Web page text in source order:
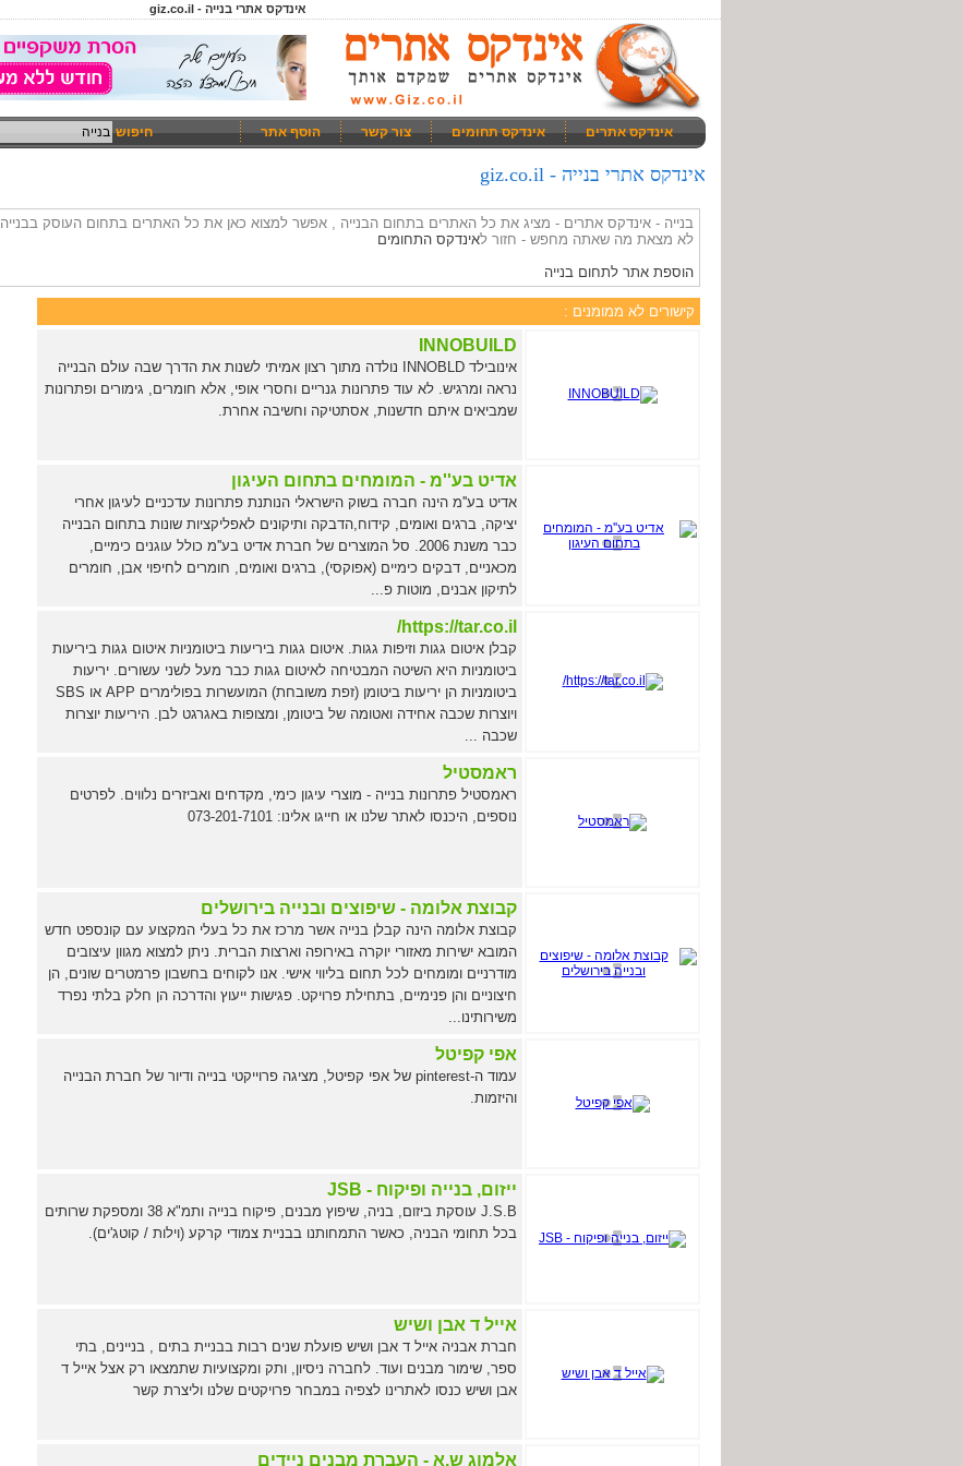
אינדקס אתרי בנייה - giz.co.il
אינדקס אתרים אינדקס תחומים צור קשר הוסף אתר חיפוש
אינדקס אתרי בנייה - giz.co.il
בנייה - אינדקס אתרים - מציג את כל האתרים בתחום הבנייה , אפשר למצוא כאן את כל האתרים בתחום העוסק בבנייה
לא מצאת מה שאתה מחפש - חזור לאינדקס התחומים
הוספת אתר לתחום בנייה
קישורים לא ממומנים :
INNOBUILD
אינובילד INNOBLD נולדה מתוך רצון אמיתי לשנות את הדרך שבה עולם הבנייה
נראה ומרגיש. לא עוד פתרונות גנריים וחסרי אופי, אלא חומרים, גימורים ופתרונות
שמביאים איתם חדשנות, אסתטיקה וחשיבה אחרת.
אדיט בע''מ - המומחים בתחום העיגון
אדיט בע''מ הינה חברה בשוק הישראלי הנותנת פתרונות עדכניים לעיגון אחרי
יציקה, ברגים ואומים, קידוח,הדבקה ותיקונים לאפליקציות שונות בתחום הבנייה
כבר משנת 2006. סל המוצרים של חברת אדיט בע''מ כולל עוגנים כימיים,
מכאניים, דבקים כימיים (אפוקסי), ברגים ואומים, חומרים לחיפוי אבן, חומרים
לתיקון אבנים, מוטות פ...
https://tar.co.il/
קבלן איטום גגות וזיפות גגות. איטום גגות ביריעות ביטומניות איטום גגות ביריעות
ביטומניות היא השיטה המבטיחה לאיטום גגות כבר מעל לשני עשורים. יריעות
ביטומניות הן יריעות ביטומן (זפת משובחת) המועשרות בפולימרים APP או SBS
ויוצרות שכבה אחידה ואטומה של ביטומן, ומצופות באגרגט לבן. היריעות יוצרות
שכבה ...
ראמסטיל
ראמסטיל פתרונות בנייה - מוצרי עיגון כימי, מקדחים ואביזרים נלווים. לפרטים
נוספים, היכנסו לאתר שלנו או חייגו אלינו: 073-201-7101
קבוצת אלומה - שיפוצים ובנייה בירושלים
קבוצת אלומה הינה קבלן בנייה אשר מרכז את כל בעלי המקצוע עם קונספט חדש
המובא ישירות מאזורי יוקרה באירופה וארצות הברית. ניתן למצוא מגוון עיצובים
מודרניים ומומחים לכל תחום בליווי אישי. אנו לקוחים בחשבון פרמטרים שונים, הן
חיצוניים והן פנימיים, בתחילת פרויקט. פגישות ייעוץ והדרכה הן חלק בלתי נפרד
משירותינו...
אפי קפיטל
עמוד ה-pinterest של אפי קפיטל, מציגה פרוייקטי בנייה ודיור של חברת הבנייה
והיזמות.
ייזום, בנייה ופיקוח - JSB
J.S.B עוסקת ביזום, בניה, שיפוץ מבנים, פיקוח בנייה ותמ"א 38 ומספקת שרותים
בכל תחומי הבניה, כאשר התמחותנו בבניית צמודי קרקע (וילות / קוטג'ים).
אייל ד אבן ושיש
חברת אבניה אייל ד אבן ושיש פועלת שנים רבות בבניית בתים , בניינים, בתי
ספר, שימור מבנים ועוד. לחברה ניסיון, ותק ומקצועיות שתמצאו רק אצל אייל ד
אבן ושיש כנסו לאתרינו לצפיה במבחר פרויקטים שלנו וליצרת קשר
אלמוג ש.א - העברת מבנים ניידים